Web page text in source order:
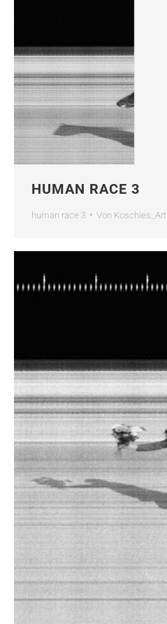
HUMAN RACE 3
human race 3 Von Koschies_Art